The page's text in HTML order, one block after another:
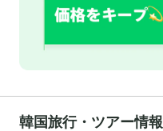
韓国旅行・ツアー情報